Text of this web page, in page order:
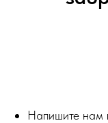
Напишите нам